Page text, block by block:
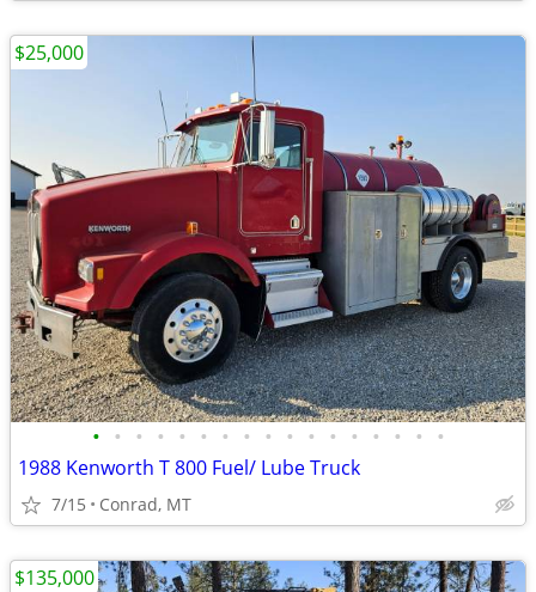
• • • • • • • • • • • • • • • • •
1988 Kenworth T 800 Fuel/ Lube Truck
7/15 Conrad, MT
$25,000
$135,000